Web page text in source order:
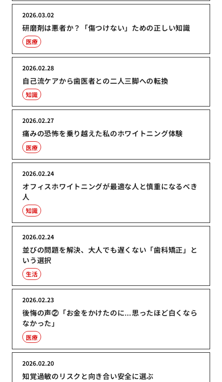
研磨剤は悪者か？「傷つけない」ための正しい知識
2026.03.02
医療
自己流ケアから歯医者との二人三脚への転換
2026.02.28
知識
痛みの恐怖を乗り越えた私のホワイトニング体験
2026.02.27
医療
オフィスホワイトニングが最適な人と慎重になるべき
人
2026.02.24
知識
並びの問題を解決、大人でも遅くない「歯科矯正」と
いう選択
2026.02.24
生活
後悔の声②「お金をかけたのに…思ったほど白くなら
なかった」
2026.02.23
医療
知覚過敏のリスクと向き合い安全に選ぶ
2026.02.20